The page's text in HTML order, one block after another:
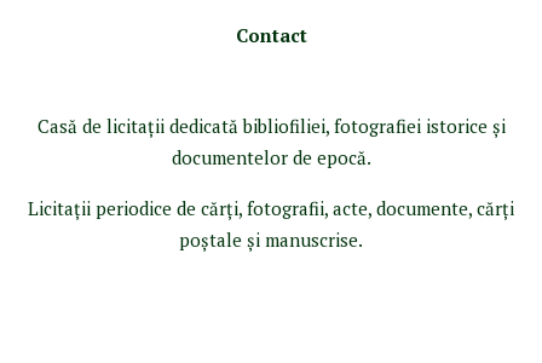
Contact
Casă de licitaţii dedicată bibliofiliei, fotografiei istorice şi
documentelor de epocă.
Licitaţii periodice de cărţi, fotografii, acte, documente, cărţi
poştale şi manuscrise.